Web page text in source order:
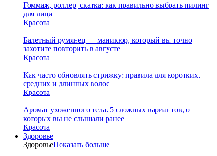
Гоммаж, роллер, скатка: как правильно выбрать пилинг
для лица
Красота
Балетный румянец — маникюр, который вы точно
захотите повторить в августе
Красота
Как часто обновлять стрижку: правила для коротких,
средних и длинных волос
Красота
Аромат ухоженного тела: 5 сложных вариантов, о
которых вы не слышали ранее
Красота
Здоровье
ЗдоровьеПоказать больше